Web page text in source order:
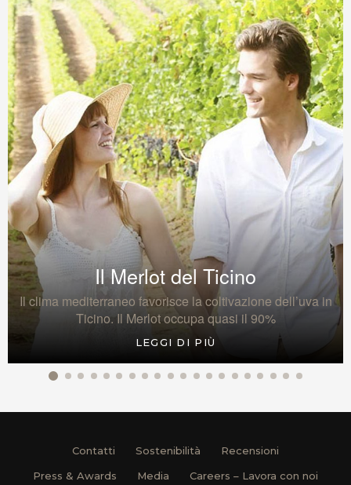
Il Merlot del Ticino
Il clima mediterraneo favorisce la coltivazione dell’uva in
Ticino. Il Merlot occupa quasi il 90%
LEGGI DI PIÙ
Contatti Sostenibilità
Recensioni
Press & Awards
Media
Careers – Lavora con noi